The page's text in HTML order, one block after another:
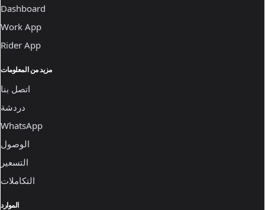
Dashboard
Work App
Rider App
مزيد من المعلومات
اتصل بنا
دردشة
WhatsApp
الوصول
التسعير
التكاملات
الموارد